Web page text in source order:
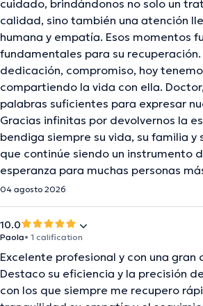
cuidado, brindándonos no solo un
calidad, sino también una atención
humana y empatía. Esos momentos
fundamentales para su recuperación.
dedicación, compromiso, hoy
compartiendo la vida con ella.
palabras suficientes para expresar
Gracias infinitas por devolvernos la
bendiga siempre su vida, su familia y
que continúe siendo un instrumento
esperanza para muchas personas
04 agosto 2026
10.0
Paola• 1 calification
Excelente profesional y con una gran
Destaco su eficiencia y la precisión
con los que siempre me recupero